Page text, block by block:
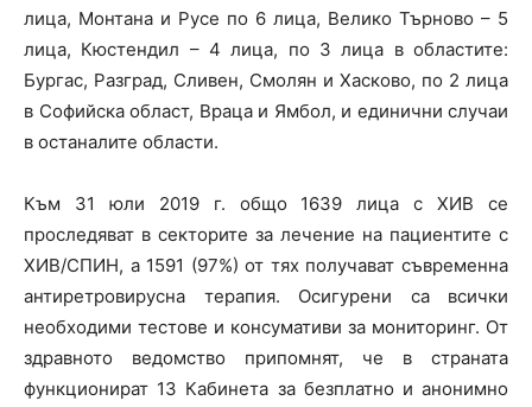
лица, Монтана и Русе по 6 лица, Велико Търново – 5
лица, Кюстендил – 4 лица, по 3 лица в областите:
Бургас, Разград, Сливен, Смолян и Хасково, по 2 лица
в Софийска област, Враца и Ямбол, и единични случаи
в останалите области.
Към 31 юли 2019 г. общо 1639 лица с ХИВ се
проследяват в секторите за лечение на пациентите с
ХИВ/СПИН, а 1591 (97%) от тях получават съвременна
антиретровирусна терапия. Осигурени са всички
необходими тестове и консумативи за мониторинг. От
здравното ведомство припомнят, че в страната
функционират 13 Кабинета за безплатно и анонимно